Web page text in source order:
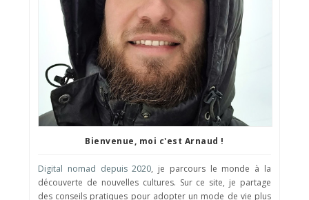
Bienvenue, moi c'est Arnaud !
Digital nomad depuis 2020, je parcours le monde à la
découverte de nouvelles cultures. Sur ce site, je partage
des conseils pratiques pour adopter un mode de vie plus